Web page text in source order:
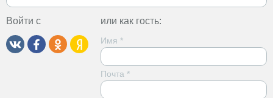
Войти с или как гость:
Имя *
Почта *